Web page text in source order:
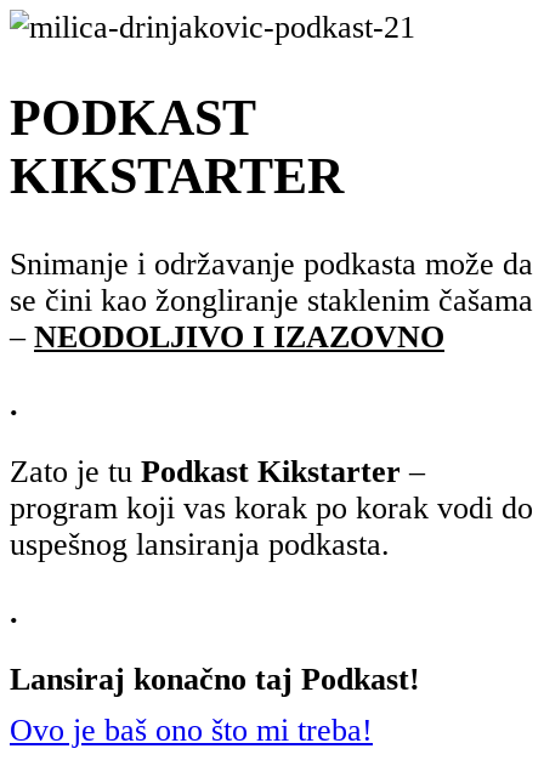
PODKAST
KIKSTARTER
Snimanje i održavanje podkasta može da
se čini kao žongliranje staklenim čašama
– NEODOLJIVO I IZAZOVNO
.
Zato je tu Podkast Kikstarter –
program koji vas korak po korak vodi do
uspešnog lansiranja podkasta.
.
Lansiraj konačno taj Podkast!
Ovo je baš ono što mi treba!